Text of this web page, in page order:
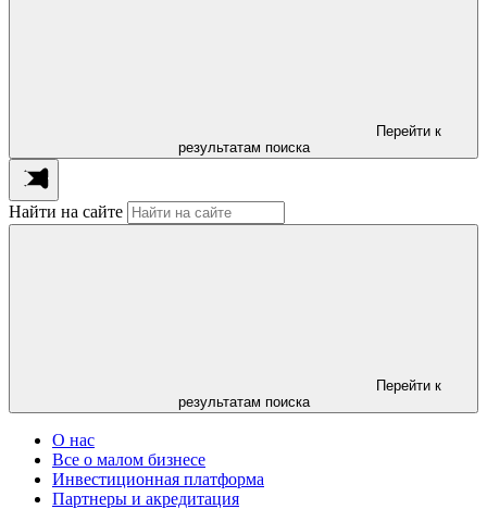
Перейти к
результатам поиска
Найти на сайте
Перейти к
результатам поиска
О нас
Все о малом бизнесе
Инвестиционная платформа
Партнеры и акредитация